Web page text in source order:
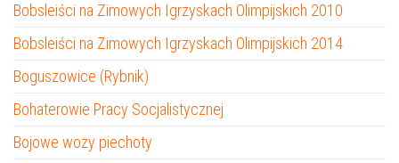
Bobsleiści na Zimowych Igrzyskach Olimpijskich 2010
Bobsleiści na Zimowych Igrzyskach Olimpijskich 2014
Boguszowice (Rybnik)
Bohaterowie Pracy Socjalistycznej
Bojowe wozy piechoty